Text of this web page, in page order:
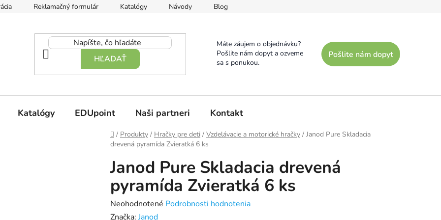
Reklamačný formulár Katalógy Návody Blog
HĽADAŤ
Máte záujem o objednávku?
Pošlite nám dopyt a ozveme
sa s ponukou.
Pošlite nám dopyt
Katalógy EDUpoint Naši partneri Kontakt
Domov
/ Produkty / Hračky pre deti / Vzdelávacie a motorické hračky / Janod Pure Skladacia
drevená pyramída Zvieratká 6 ks
Janod Pure Skladacia drevená
pyramída Zvieratká 6 ks
Priemerné
hodnotenie
Neohodnotené Podrobnosti hodnotenia
Značka: Janod